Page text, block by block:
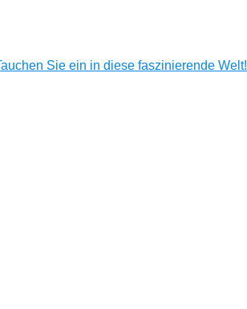
Sie ein in diese faszinierende Welt!